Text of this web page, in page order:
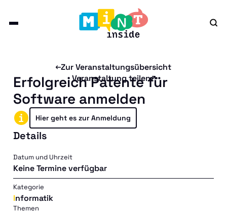
Zur Veranstaltungsübersicht
Veranstaltung teilen
Erfolgreich Patente für
Software anmelden
Hier geht es zur Anmeldung
Details
Datum und Uhrzeit
Keine Termine verfügbar
Kategorie
Informatik
Themen